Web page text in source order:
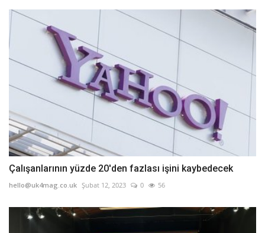
Çalışanlarının yüzde 20'den fazlası işini kaybedecek
hello@uk4mag.co.uk Şubat 12, 2023 0 56